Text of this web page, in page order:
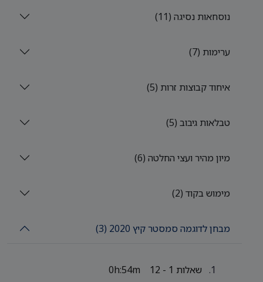
נוסחאות נסיגה (11)
ערימות (7)
איחוד קבוצות זרות (5)
טבלאות גיבוב (5)
מיון מהיר ועצי החלטה (6)
מימוש בקוד (2)
מבחן לדוגמה סמסטר קיץ 2020 (3)
שאלות 1 - 12
0h:54m